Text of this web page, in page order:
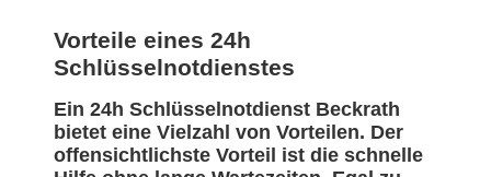
Vorteile eines 24h
Schlüsselnotdienstes
Ein 24h Schlüsselnotdienst Beckrath
bietet eine Vielzahl von Vorteilen. Der
offensichtlichste Vorteil ist die schnelle